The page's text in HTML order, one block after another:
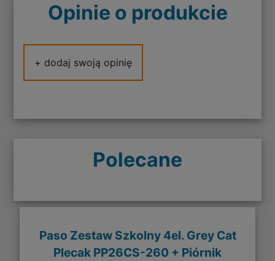
Opinie o produkcie
+ dodaj swoją opinię
Polecane
Paso Zestaw Szkolny 4el. Grey Cat
Plecak PP26CS-260 + Piórnik